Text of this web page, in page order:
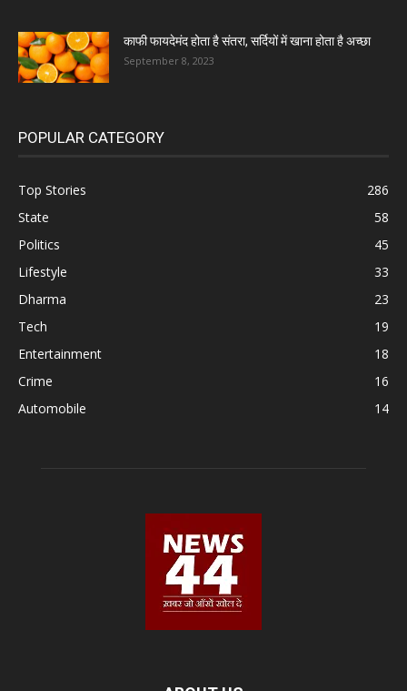
काफी फायदेमंद होता है संतरा, सर्दियों में खाना होता है अच्छा
September 8, 2023
POPULAR CATEGORY
Top Stories
286
State
58
Politics
45
Lifestyle
33
Dharma
23
Tech
19
Entertainment
18
Crime
16
Automobile
14